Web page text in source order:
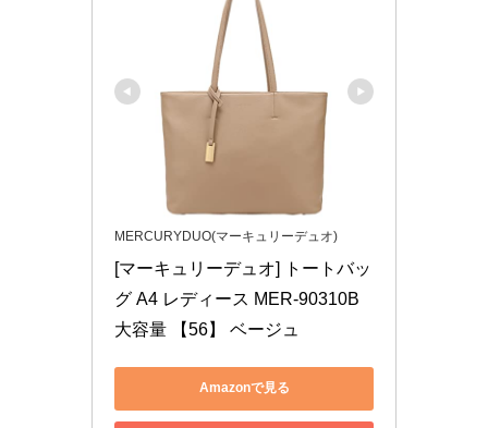
MERCURYDUO(マーキュリーデュオ)
[マーキュリーデュオ] トートバッ
グ A4 レディース MER-90310B
大容量 【56】 ベージュ
Amazonで見る